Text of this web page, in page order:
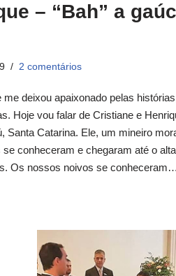
– “Bah” a
2 comentários
deixou apaixonado pelas
Hoje vou falar de Cristiane e
Santa Catarina. Ele, um mineiro
conheceram e chegaram até o
Os nossos noivos se